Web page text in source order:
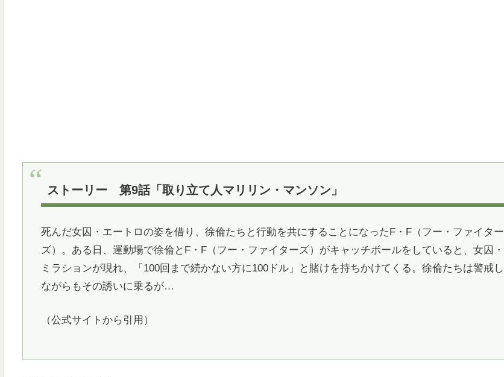
ストーリー 第9話「取り立て人マリリン・マンソン」
死んだ女囚・エートロの姿を借り、徐倫たちと行動を共にすることになったF・F（フー・ファイター
ズ）。ある日、運動場で徐倫とF・F（フー・ファイターズ）がキャッチボールをしていると、女囚・
ミラションが現れ、「100回まで続かない方に100ドル」と賭けを持ちかけてくる。徐倫たちは警戒し
ながらもその誘いに乗るが…
（公式サイトから引用）